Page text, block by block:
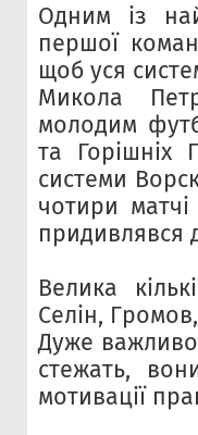
Одним із
першої
щоб уся
Микола
молодим
та Горішніх
системи
чотири матчі
придивлявся
Велика
Селін,
Дуже
стежать,
мотивації